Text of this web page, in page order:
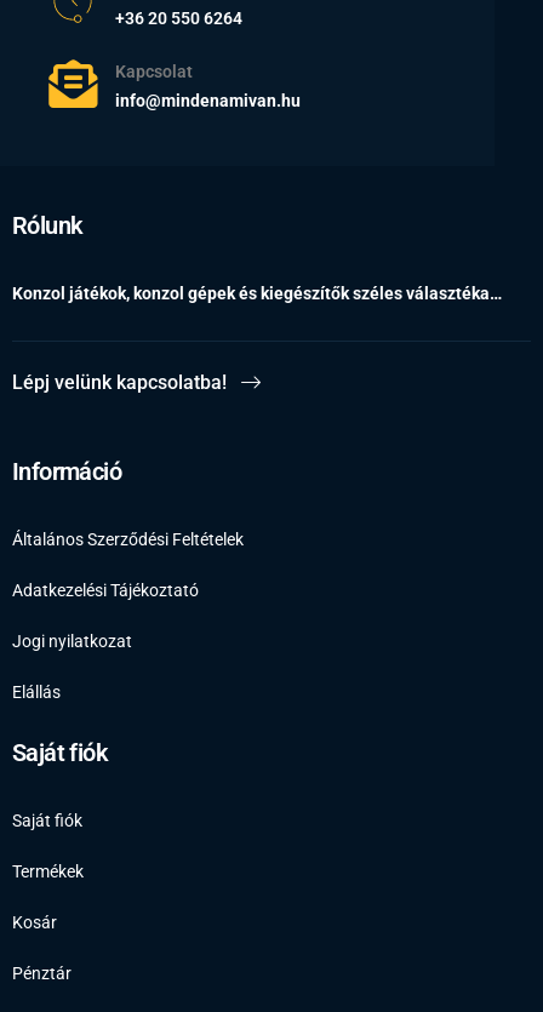
+36 20 550 6264
Kapcsolat
info@mindenamivan.hu
Rólunk
Konzol játékok, konzol gépek és kiegészítők széles választéka…
Lépj velünk kapcsolatba!
Információ
Általános Szerződési Feltételek
Adatkezelési Tájékoztató
Jogi nyilatkozat
Elállás
Saját fiók
Saját fiók
Termékek
Kosár
Pénztár